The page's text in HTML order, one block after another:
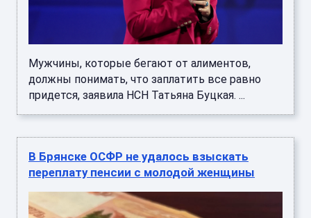
Мужчины, которые бегают от алиментов,
должны понимать, что заплатить все равно
придется, заявила НСН Татьяна Буцкая. ...
В Брянске ОСФР не удалось взыскать
переплату пенсии с молодой женщины